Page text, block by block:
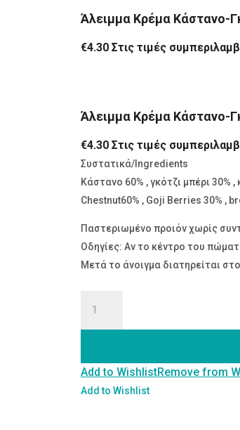
Άλειμμα Κρέμα Κάστανο-
€4.30 Στις τιμές
Άλειμμα Κρέμα Κάστανο-
€4.30 Στις τιμές
Συστατικά/Ingredients
Κάστανο 60% , γκότζι μπέρι 30%
Chestnut60% , Goji Berries 30% ,
Παστεριωμένο προιόν χωρίς
Οδηγίες: Αν το κέντρο του
Μετά το άνοιγμα διατηρείται
Μπέρι
ποσότητα
Add to WishlistRemove from
Add to Wishlist